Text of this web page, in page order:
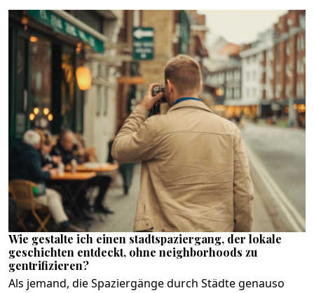
Wie gestalte ich einen stadtspaziergang, der lokale
geschichten entdeckt, ohne neighborhoods zu
gentrifizieren?
Als jemand, die Spaziergänge durch Städte genauso